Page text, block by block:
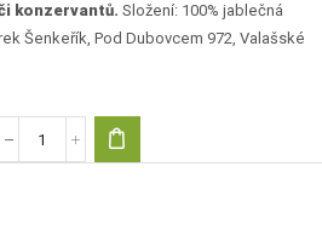
konzervantů. Složení: 100% jablečná
Šenkeřík, Pod Dubovcem 972, Valašské
Jablečný